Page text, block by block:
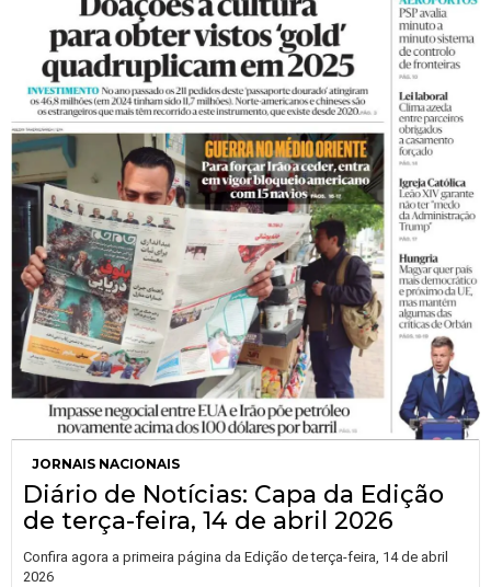
JORNAIS NACIONAIS
Diário de Notícias: Capa da Edição
de terça-feira, 14 de abril 2026
Confira agora a primeira página da Edição de terça-feira, 14 de abril
2026